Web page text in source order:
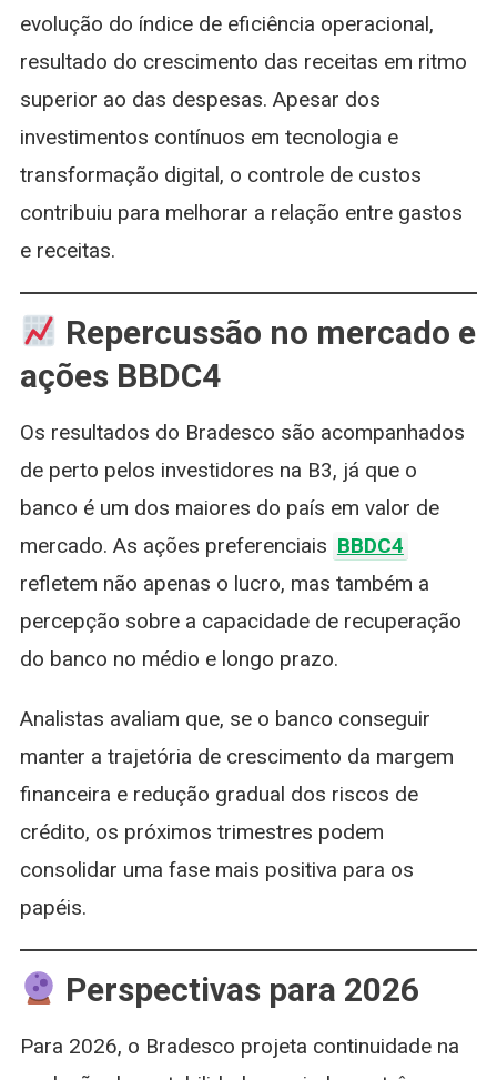
evolução do índice de eficiência operacional,
resultado do crescimento das receitas em ritmo
superior ao das despesas. Apesar dos
investimentos contínuos em tecnologia e
transformação digital, o controle de custos
contribuiu para melhorar a relação entre gastos
e receitas.
Repercussão no mercado e
ações BBDC4
Os resultados do Bradesco são acompanhados
de perto pelos investidores na B3, já que o
banco é um dos maiores do país em valor de
mercado. As ações preferenciais BBDC4
refletem não apenas o lucro, mas também a
percepção sobre a capacidade de recuperação
do banco no médio e longo prazo.
Analistas avaliam que, se o banco conseguir
manter a trajetória de crescimento da margem
financeira e redução gradual dos riscos de
crédito, os próximos trimestres podem
consolidar uma fase mais positiva para os
papéis.
Perspectivas para 2026
Para 2026, o Bradesco projeta continuidade na